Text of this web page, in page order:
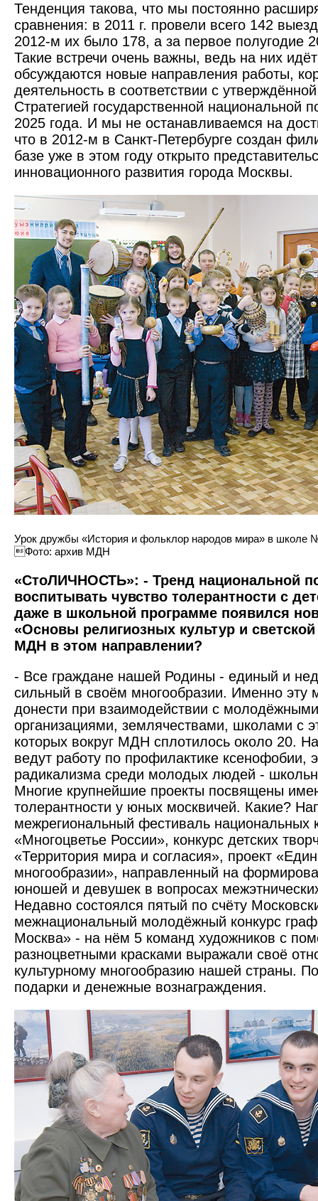
Тенденция такова, что мы постоянно
сравнения: в 2011 г. провели всего 142
2012-м их было 178, а за первое полугодие
Такие встречи очень важны, ведь на них
обсуждаются новые направления работы,
деятельность в соответствии с
Стратегией государственной национальной
2025 года. И мы не останавливаемся на
что в 2012-м в Санкт-Петербурге создан
базе уже в этом году открыто
инновационного развития города Москвы.
Урок дружбы «История и фольклор народов мира» в школе
Фото: архив МДН
«СтоЛИЧНОСТЬ»: - Тренд национальной
воспитывать чувство толерантности с
даже в школьной программе появился
«Основы религиозных культур и
МДН в этом направлении?
- Все граждане нашей Родины - единый и
сильный в своём многообразии. Именно эту
донести при взаимодейст­вии с
организациями, землячест­вами, школами с
которых вокруг МДН сплотилось около 20.
ведут работу по профилактике ксенофобии,
радикализма среди молодых людей -
Многие крупнейшие проекты посвящены
толерантно­сти у юных москвичей. Какие?
межрегиональный фестиваль национальных
«Многоцветье России», конкурс детских
«Территория мира и согласия», проект
многообразии», направленный на
юношей и девушек в вопросах
Недавно состоялся пятый по счёту
межнациональный молодёжный конкурс
Москва» - на нём 5 команд художников с
разноцветными красками выражали своё
культурному многообразию нашей страны.
подарки и денежные вознаграждения.